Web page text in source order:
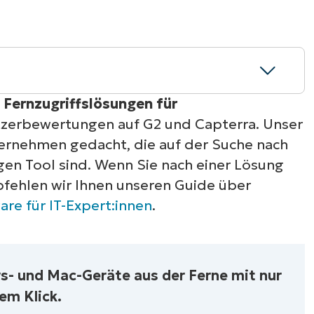
ANSEHEN
für Unternehmen
Unternehmen
für Unternehmen (G2)
für Unternehmen aus?
Fernzugriffslösungen für
auf G2 und Capterra. Unser
gedacht, die auf der Suche nach
Tool sind. Wenn Sie nach einer Lösung
wir Ihnen unseren Guide über
für IT-Expert:innen.
und Mac-Geräte aus der Ferne mit nur
Klick.